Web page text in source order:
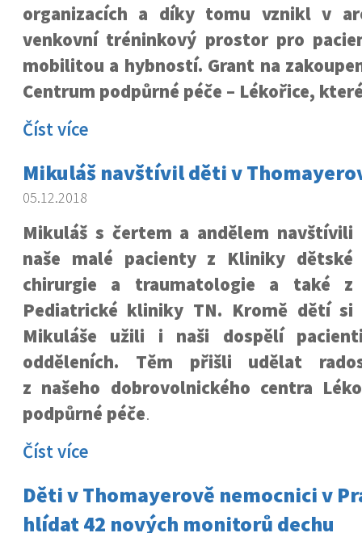
organizacích a díky tomu vznikl v
venkovní tréninkový prostor pro
mobilitou a hybností. Grant na
Centrum podpůrné péče – Lékořice,
Číst více
Mikuláš navštívil děti v
05.12.2018
Mikuláš s čertem a andělem navštívili
naše malé pacienty z Kliniky dětské
chirurgie a traumatologie a také z
Pediatrické kliniky TN. Kromě dětí si
Mikuláše užili i naši dospělí
odděleních. Těm přišli udělat
z našeho dobrovolnického centra
podpůrné péče.
Číst více
Děti v Thomayerově nemocnici v
hlídat 42 nových monitorů dechu